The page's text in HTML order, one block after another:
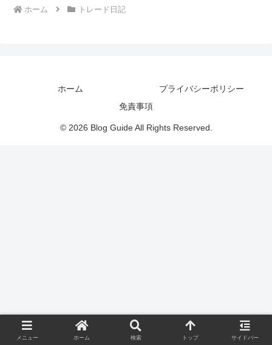
ホーム トレード日記
ホーム
プライバシーポリシー
免責事項
© 2026 Blog Guide All Rights Reserved.
メニュー ホーム 検索 トップ サイドバー